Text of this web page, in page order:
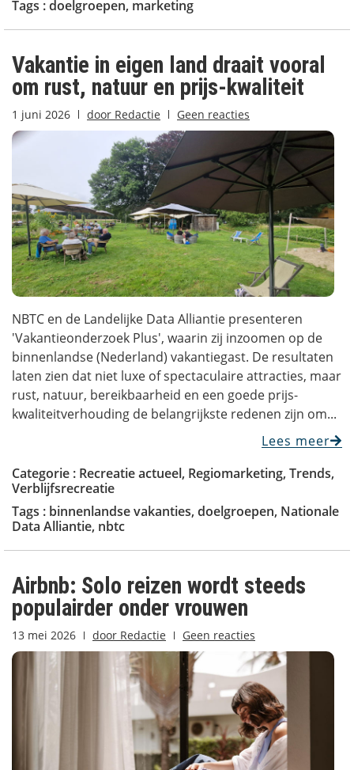
Tags :doelgroepen, marketing
Vakantie in eigen land draait vooral
om rust, natuur en prijs-kwaliteit
1 juni 2026 door Redactie Geen reacties
NBTC en de Landelijke Data Alliantie presenteren
'Vakantieonderzoek Plus', waarin zij inzoomen op de
binnenlandse (Nederland) vakantiegast. De resultaten
laten zien dat niet luxe of spectaculaire attracties, maar
rust, natuur, bereikbaarheid en een goede prijs-
kwaliteitverhouding de belangrijkste redenen zijn om...
Lees meer
Categorie : Recreatie actueel, Regiomarketing, Trends,
Verblijfsrecreatie
Tags : binnenlandse vakanties, doelgroepen, Nationale
Data Alliantie, nbtc
Airbnb: Solo reizen wordt steeds
populairder onder vrouwen
13 mei 2026 door Redactie Geen reacties